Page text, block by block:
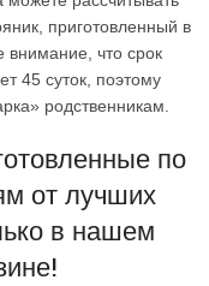
приготовленный в
внимание, что срок
45 суток, поэтому
родственникам.
по
от лучших
в нашем